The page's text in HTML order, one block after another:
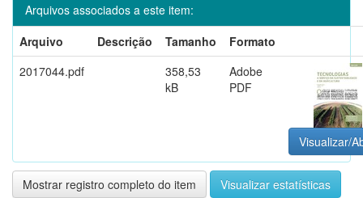
Arquivos associados a este item:
Arquivo
Descrição Tamanho
Formato
2017044.pdf
358,53
kB
Adobe
PDF
Visualizar/
Mostrar registro completo do item Visualizar estatísticas